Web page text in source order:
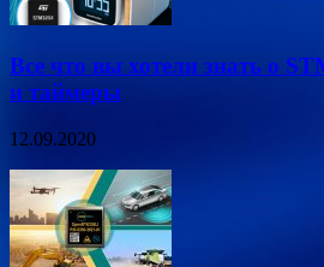
Все что вы хотели знать о
и таймеры
12.09.2020